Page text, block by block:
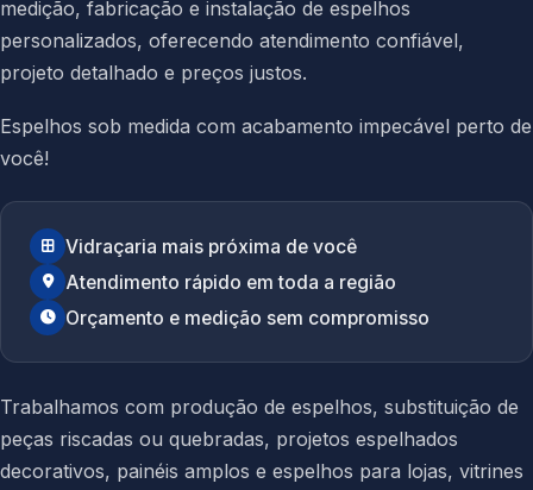
medição, fabricação e instalação de espelhos
personalizados, oferecendo atendimento confiável,
projeto detalhado e preços justos.
Espelhos sob medida com acabamento impecável perto de
você!
Vidraçaria mais próxima de você
Atendimento rápido em toda a região
Orçamento e medição sem compromisso
Trabalhamos com produção de espelhos, substituição de
peças riscadas ou quebradas, projetos espelhados
decorativos, painéis amplos e espelhos para lojas, vitrines